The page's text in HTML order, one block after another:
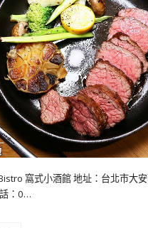
窩式小酒館 地址：台北市大
：0…